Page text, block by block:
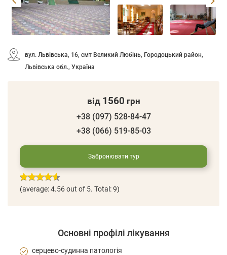
вул. Львівська, 16, смт Великий Любінь, Городоцький район,
Львівська обл., Україна
від 1560 грн
+38 (097) 528-84-47
+38 (066) 519-85-03
Забронювати тур
(average:4.56out of 5. Total: 9)
Основні профілі лікування
серцево-судинна патологія